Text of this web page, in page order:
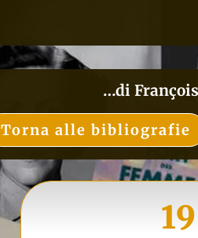
…di
Torna alle bibliografie